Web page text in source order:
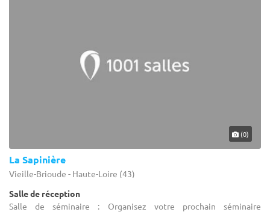
(0)
La Sapinière
Vieille-Brioude - Haute-Loire (43)
Salle de réception
Salle de séminaire : Organisez votre prochain séminaire